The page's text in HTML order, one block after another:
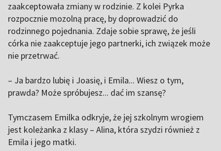
zaakceptowała zmiany w rodzinie. Z kolei Pyrka
rozpocznie mozolną pracę, by doprowadzić do
rodzinnego pojednania. Zdaje sobie sprawę, że jeśli
córka nie zaakceptuje jego partnerki, ich związek może
nie przetrwać.
– Ja bardzo lubię i Joasię, i Emila... Wiesz o tym,
prawda? Może spróbujesz... dać im szansę?
Tymczasem Emilka odkryje, że jej szkolnym wrogiem
jest koleżanka z klasy – Alina, która szydzi również z
Emila i jego matki.